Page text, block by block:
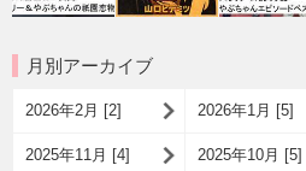
月別アーカイブ
2026年2月 [2] 2026年1月 [5]
2025年11月 [4] 2025年10月 [5]